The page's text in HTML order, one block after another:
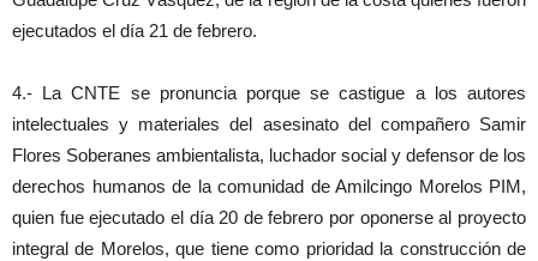
ejecutados el día 21 de febrero.
4.- La CNTE se pronuncia porque se castigue a los autores
intelectuales y materiales del asesinato del compañero Samir
Flores Soberanes ambientalista, luchador social y defensor de los
derechos humanos de la comunidad de Amilcingo Morelos PIM,
quien fue ejecutado el día 20 de febrero por oponerse al proyecto
integral de Morelos, que tiene como prioridad la construcción de